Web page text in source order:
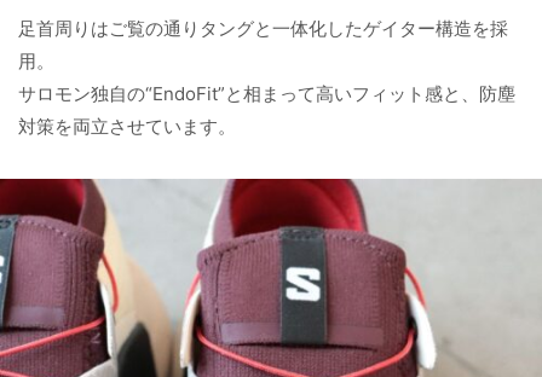
足首周りはご覧の通りタングと一体化したゲイター構造を採
用。
サロモン独自の“EndoFit”と相まって高いフィット感と、防塵
対策を両立させています。